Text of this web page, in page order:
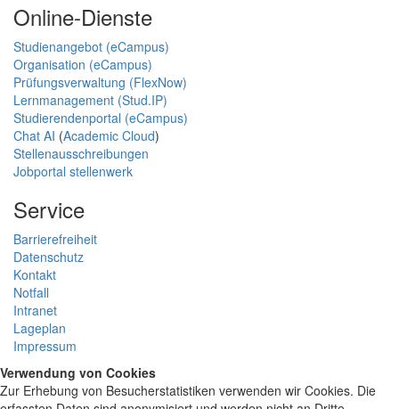
Online-Dienste
Studienangebot (eCampus)
Organisation (eCampus)
Prüfungsverwaltung (FlexNow)
Lernmanagement (Stud.IP)
Studierendenportal (eCampus)
Chat AI (Academic Cloud)
Stellenausschreibungen
Jobportal stellenwerk
Service
Barrierefreiheit
Datenschutz
Kontakt
Notfall
Intranet
Lageplan
Impressum
Verwendung von Cookies
Zur Erhebung von Besucherstatistiken verwenden wir Cookies. Die